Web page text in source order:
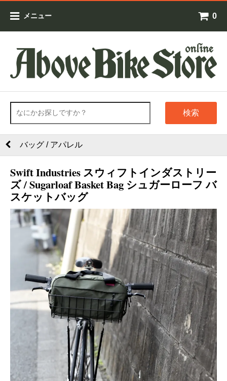
メニュー 0
検索
バッグ / アパレル
Swift Industries スウィフトインダストリー
ズ / Sugarloaf Basket Bag シュガーローフ バ
スケットバッグ